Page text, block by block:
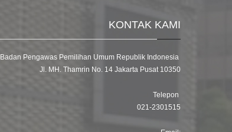
KONTAK KAMI
Badan Pengawas Pemilihan Umum Republik Indonesia
Jl. MH. Thamrin No. 14 Jakarta Pusat 10350
Telepon
021-2301515